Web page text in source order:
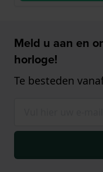
Meld u aan en
horloge!
Te besteden